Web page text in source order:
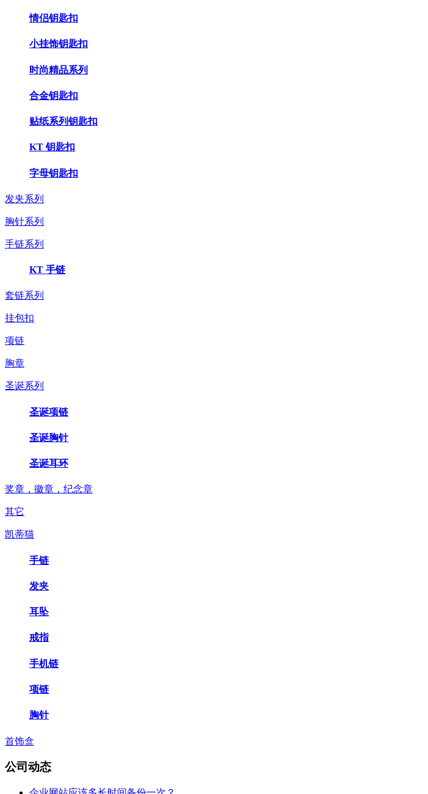
情侣钥匙扣
小挂饰钥匙扣
时尚精品系列
合金钥匙扣
贴纸系列钥匙扣
KT 钥匙扣
字母钥匙扣
发夹系列
胸针系列
手链系列
KT 手链
套链系列
挂包扣
项链
胸章
圣诞系列
圣诞项链
圣诞胸针
圣诞耳环
奖章，徽章，纪念章
其它
凯蒂猫
手链
发夹
耳坠
戒指
手机链
项链
胸针
首饰盒
公司动态